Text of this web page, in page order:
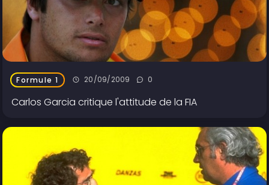
Formule 1 20/09/2009 0
Carlos Garcia critique l'attitude de la FIA